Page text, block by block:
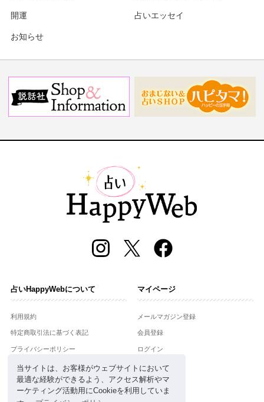
当サイトは、お客様がウェブサイトにおいて
最適な経験ができるよう、アクセス解析やマ
ーケティング活動用にCookieを利用していま
開運 占いエッセイ
お知らせ
占いHappyWebについて
利用規約
特定商取引法に基づく表記
プライバシーポリシー
運営会社
お問合せ
マイページ
メールマガジン登録
会員登録
ログイン